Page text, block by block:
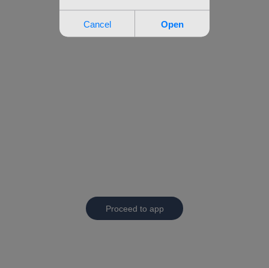
Proceed to app